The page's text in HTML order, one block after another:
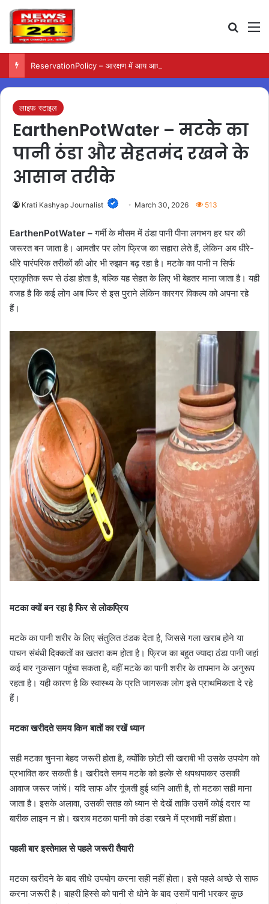
लाइफ स्टाइल
EarthenPotWater – मटके का
पानी ठंडा और सेहतमंद रखने के
आसान तरीके
Krati Kashyap Journalist March 30, 2026 513
EarthenPotWater –गर्मी के मौसम में ठंडा पानी पीना लगभग हर घर की
जरूरत बन जाता है। आमतौर पर लोग फ्रिज का सहारा लेते हैं, लेकिन अब धीरे-
धीरे पारंपरिक तरीकों की ओर भी रुझान बढ़ रहा है। मटके का पानी न सिर्फ
प्राकृतिक रूप से ठंडा होता है, बल्कि यह सेहत के लिए भी बेहतर माना जाता है। यही
वजह है कि कई लोग अब फिर से इस पुराने लेकिन कारगर विकल्प को अपना रहे
हैं।
मटका क्यों बन रहा है फिर से लोकप्रिय
मटके का पानी शरीर के लिए संतुलित ठंडक देता है, जिससे गला खराब होने या
पाचन संबंधी दिक्कतों का खतरा कम होता है। फ्रिज का बहुत ज्यादा ठंडा पानी जहां
कई बार नुकसान पहुंचा सकता है, वहीं मटके का पानी शरीर के तापमान के अनुरूप
रहता है। यही कारण है कि स्वास्थ्य के प्रति जागरूक लोग इसे प्राथमिकता दे रहे
हैं।
मटका खरीदते समय किन बातों का रखें ध्यान
सही मटका चुनना बेहद जरूरी होता है, क्योंकि छोटी सी खराबी भी उसके उपयोग को
प्रभावित कर सकती है। खरीदते समय मटके को हल्के से थपथपाकर उसकी
आवाज जरूर जांचें। यदि साफ और गूंजती हुई ध्वनि आती है, तो मटका सही माना
जाता है। इसके अलावा, उसकी सतह को ध्यान से देखें ताकि उसमें कोई दरार या
बारीक लाइन न हो। खराब मटका पानी को ठंडा रखने में प्रभावी नहीं होता।
पहली बार इस्तेमाल से पहले जरूरी तैयारी
मटका खरीदने के बाद सीधे उपयोग करना सही नहीं होता। इसे पहले अच्छे से साफ
करना जरूरी है। बाहरी हिस्से को पानी से धोने के बाद उसमें पानी भरकर कुछ